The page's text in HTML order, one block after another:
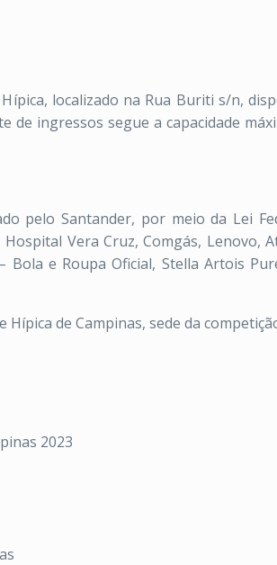
localizado na Rua Buriti s/n,
de ingressos segue a capacidade
pelo Santander, por meio da Lei
Vera Cruz, Comgás, Lenovo,
e Roupa Oficial, Stella Artois
de Campinas, sede da
2023